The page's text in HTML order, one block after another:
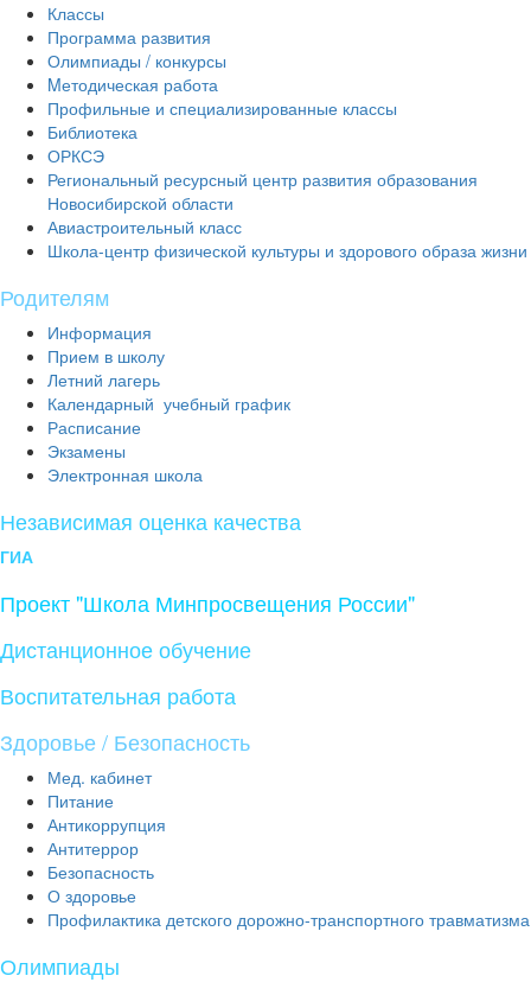
Классы
Программа развития
Олимпиады / конкурсы
Mетодическая работа
Профильные и специализированные классы
Библиотека
ОРКСЭ
Региональный ресурсный центр развития образования
Новосибирской области
Авиастроительный класс
Школа-центр физической культуры и здорового образа жизни
Родителям
Информация
Прием в школу
Летний лагерь
Календарный учебный график
Расписание
Экзамены
Электронная школа
Независимая оценка качества
ГИА
Проект "Школа Минпросвещения России"
Дистанционное обучение
Воспитательная работа
Здоровье / Безопасность
Мед. кабинет
Питание
Антикоррупция
Антитеррор
Безопасность
О здоровье
Профилактика детского дорожно-транспортного травматизма
Олимпиады